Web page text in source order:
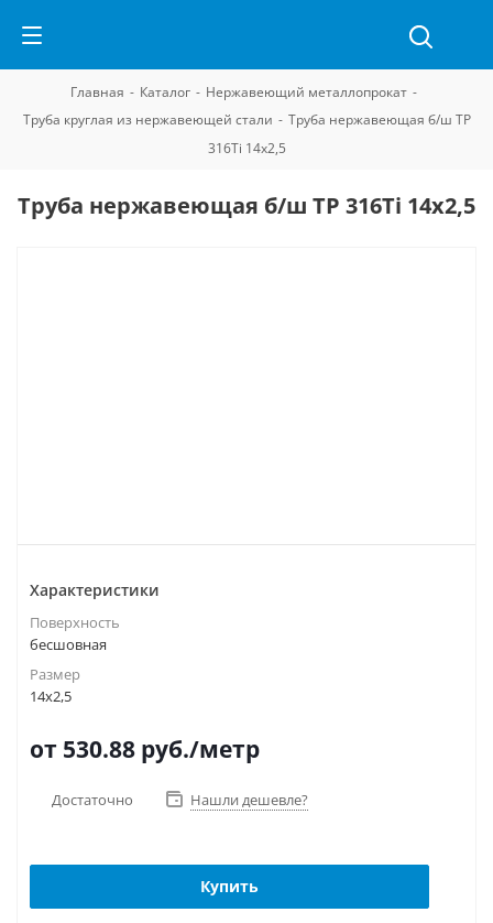
Главная - Каталог - Нержавеющий металлопрокат -
Труба круглая из нержавеющей стали - Труба нержавеющая б/ш TP
316Ti 14х2,5
Труба нержавеющая б/ш TP 316Ti 14х2,5
Характеристики
Поверхность
бесшовная
Размер
14х2,5
от 530.88 руб./метр
Достаточно Нашли дешевле?
Купить